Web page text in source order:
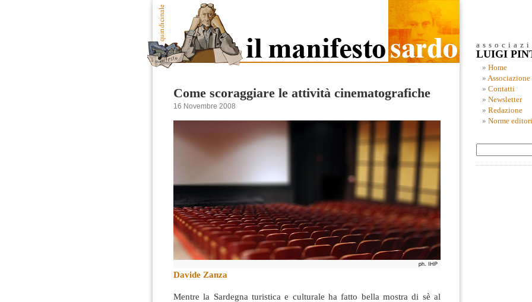
Come scoraggiare le attività cinematografiche
16 Novembre 2008
Davide Zanza
Mentre la Sardegna turistica e culturale ha fatto bella mostra di sè al
LUIGI
Home
Associazione
Contatti
Newsletter
Redazione
Norme